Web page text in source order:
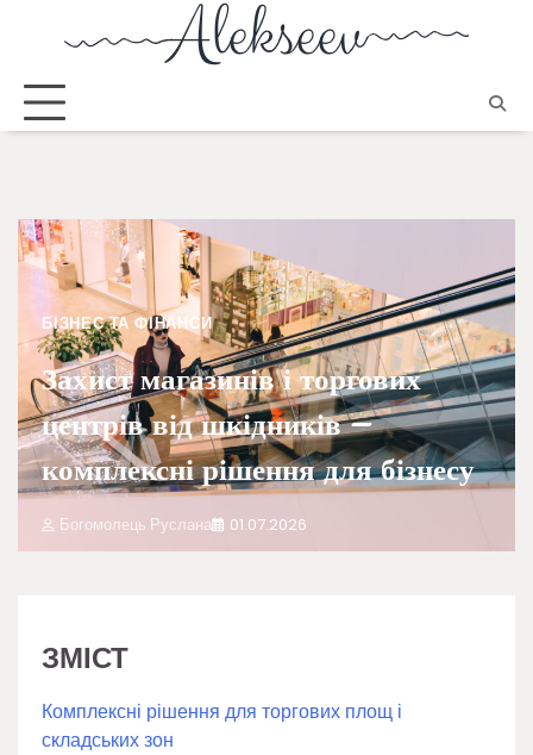
БІЗНЕС ТА ФІНАНСИ
Захист магазинів і торгових
центрів від шкідників –
комплексні рішення для бізнесу
Богомолець Руслана 01.07.2026
ЗМІСТ
Комплексні рішення для торгових площ і
складських зон